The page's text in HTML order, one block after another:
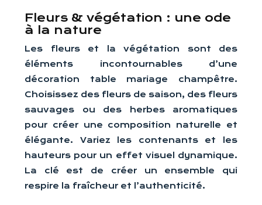
Fleurs & végétation : une ode
à la nature
Les fleurs et la végétation sont des
éléments incontournables d’une
décoration table mariage champêtre.
Choisissez des fleurs de saison, des fleurs
sauvages ou des herbes aromatiques
pour créer une composition naturelle et
élégante. Variez les contenants et les
hauteurs pour un effet visuel dynamique.
La clé est de créer un ensemble qui
respire la fraîcheur et l’authenticité.